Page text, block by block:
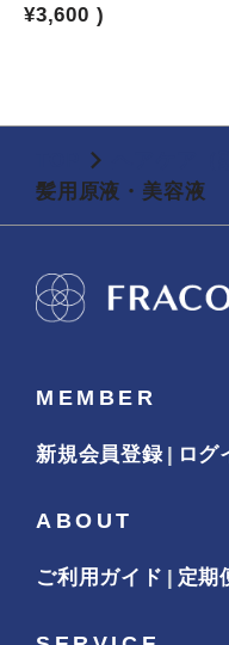
¥3,600 )
髪用原液・美容液
MEMBER
新規会員登録 ログ
ABOUT
ご利用ガイド 定期